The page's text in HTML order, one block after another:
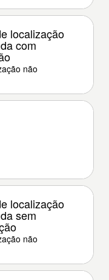
localização
com
não
localização
sem
não